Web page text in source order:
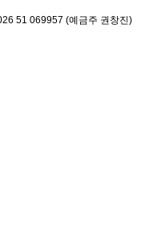
51 069957 (예금주 권창진)